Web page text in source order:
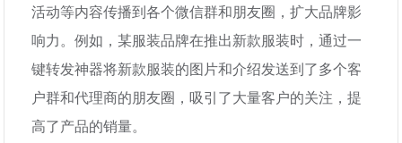
活动等内容传播到各个微信群和朋友圈，扩大品牌影
响力。例如，某服装品牌在推出新款服装时，通过一
键转发神器将新款服装的图片和介绍发送到了多个客
户群和代理商的朋友圈，吸引了大量客户的关注，提
高了产品的销量。